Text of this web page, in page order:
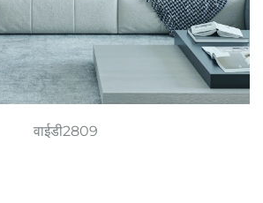
वाईडी2809